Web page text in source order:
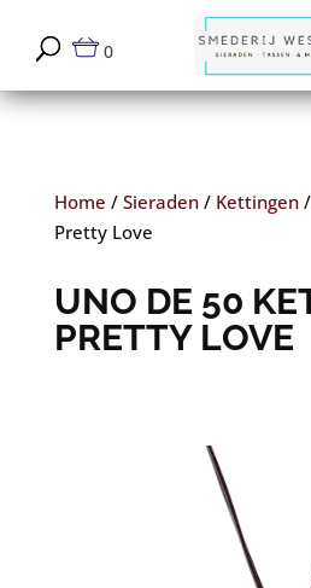
0
Home / Sieraden/ Kettingen/
Pretty Love
UNO DE 50
PRETTY LOVE